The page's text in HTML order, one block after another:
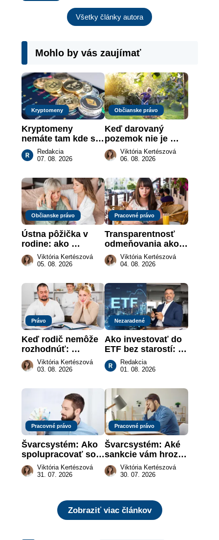
Všetky články autora
Mohlo by vás zaujímať
Kryptomeny
Kryptomeny
nemáte tam kde si
myslíte: Viete, kde
sa naozaj
Redakcia
07. 08. 2026
Občianske právo
Keď darovaný
pozemok nie je
„hotová vec“: kedy
môže darca žiadať
Viktória Kertészová
06. 08. 2026
Občianske právo
Ústna pôžička v
rodine: ako
vymôcť peniaze,
keď na papieri nie
Viktória Kertészová
05. 08. 2026
Pracovné právo
Transparentnosť
odmeňovania ako
právna povinnosť:
revolúcia na
práce
Viktória Kertészová
04. 08. 2026
Právo
Keď rodič nemôže
rozhodnúť:
nahradenie prejavu
vôle súdom v
Viktória Kertészová
03. 08. 2026
Nezaradené
Ako investovať do
ETF bez starostí:
Investičné plány,
ktoré urobia prácu
Redakcia
01. 08. 2026
Pracovné právo
Švarcsystém: Ako
spolupracovať so
živnostníkom
legálne a bez
Viktória Kertészová
31. 07. 2026
Pracovné právo
Švarcsystém: Aké
sankcie vám hrozia
a prečo nestačí
zaplatiť pokutu?
Viktória Kertészová
30. 07. 2026
Zobraziť viac článkov